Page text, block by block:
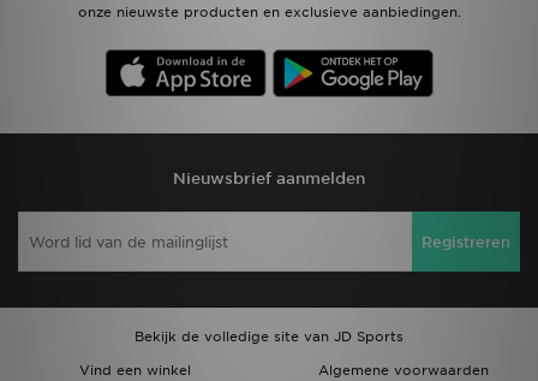
onze nieuwste producten en exclusieve aanbiedingen.
Nieuwsbrief aanmelden
Registreren
Bekijk de volledige site van JD Sports
Vind een winkel
Algemene voorwaarden